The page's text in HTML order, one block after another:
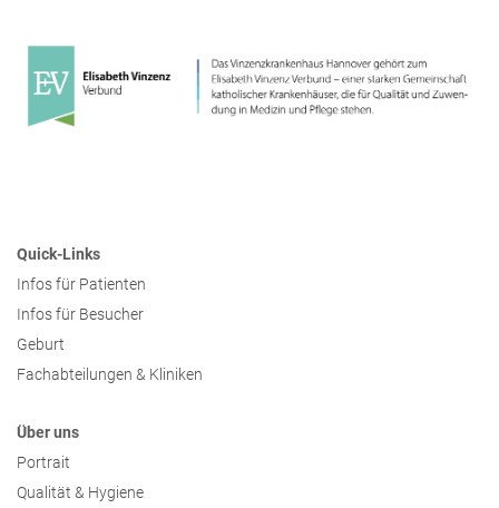
Quick-Links
Infos für Patienten
Infos für Besucher
Geburt
Fachabteilungen & Kliniken
Über uns
Portrait
Qualität & Hygiene